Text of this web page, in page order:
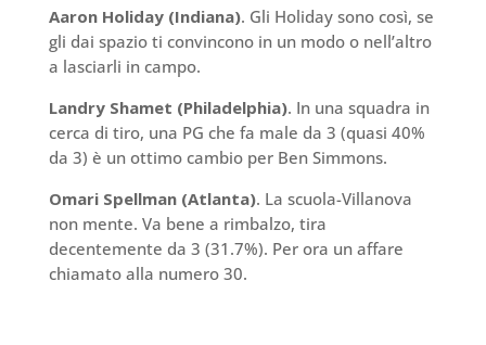
Aaron Holiday (Indiana). Gli Holiday sono così, se
gli dai spazio ti convincono in un modo o nell’altro
a lasciarli in campo.
Landry Shamet (Philadelphia). In una squadra in
cerca di tiro, una PG che fa male da 3 (quasi 40%
da 3) è un ottimo cambio per Ben Simmons.
Omari Spellman (Atlanta). La scuola-Villanova
non mente. Va bene a rimbalzo, tira
decentemente da 3 (31.7%). Per ora un affare
chiamato alla numero 30.